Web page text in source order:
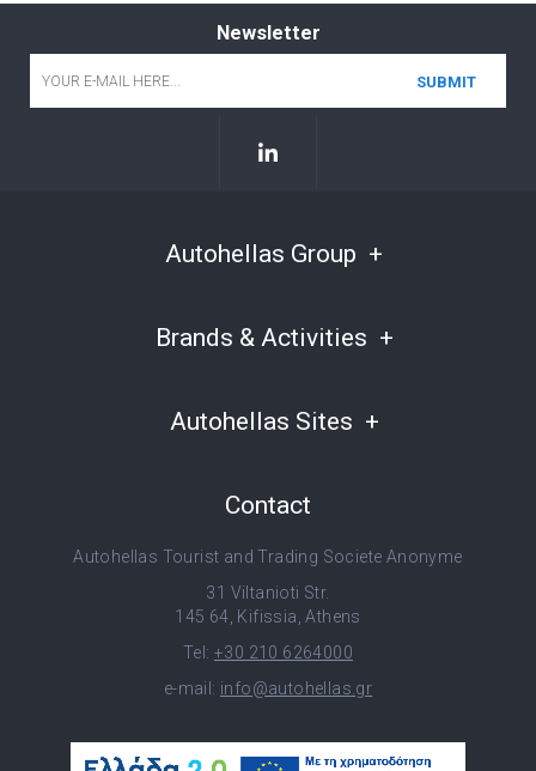
Newsletter
Autohellas Group
Brands & Activities
Autohellas Sites
Contact
Autohellas Tourist and Trading Societe Anonyme
31 Viltanioti Str.
145 64, Kifissia, Athens
Tel: +30 210 6264000
e-mail: info@autohellas.gr